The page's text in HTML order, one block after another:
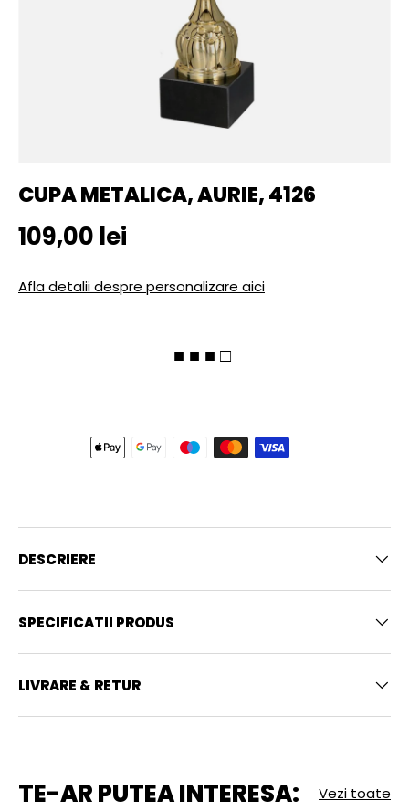
CUPA METALICA, AURIE, 4126
Pret initial
109,00 lei
Afla detalii despre personalizare aici
■ ■ ■ □
DESCRIERE
SPECIFICATII PRODUS
LIVRARE & RETUR
TE-AR PUTEA INTERESA: Vezi toate